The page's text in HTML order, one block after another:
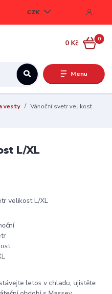
Menu
CZK
0
0 Kč
vesty
Vánoční svetr velikost
L/XL
letos v chladu, ujistěte